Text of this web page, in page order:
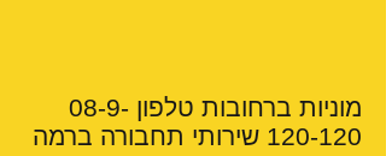
מוניות ברחובות טלפון 08-9-
120-120 שירותי תחבורה ברמה